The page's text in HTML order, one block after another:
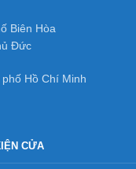
Biên Hòa
Đức
Hồ Chí Minh
CỬA